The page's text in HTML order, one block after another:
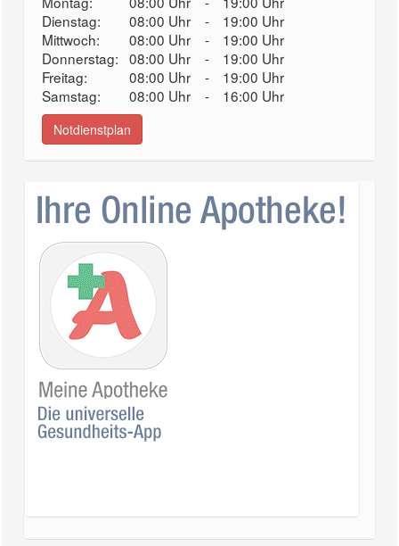
Dienstag:
08:00 Uhr -
19:00 Uhr
Mittwoch:
08:00 Uhr -
19:00 Uhr
Donnerstag: 08:00 Uhr -
19:00 Uhr
Freitag:
08:00 Uhr -
19:00 Uhr
Samstag:
08:00 Uhr - 16:00 Uhr
Notdienstplan